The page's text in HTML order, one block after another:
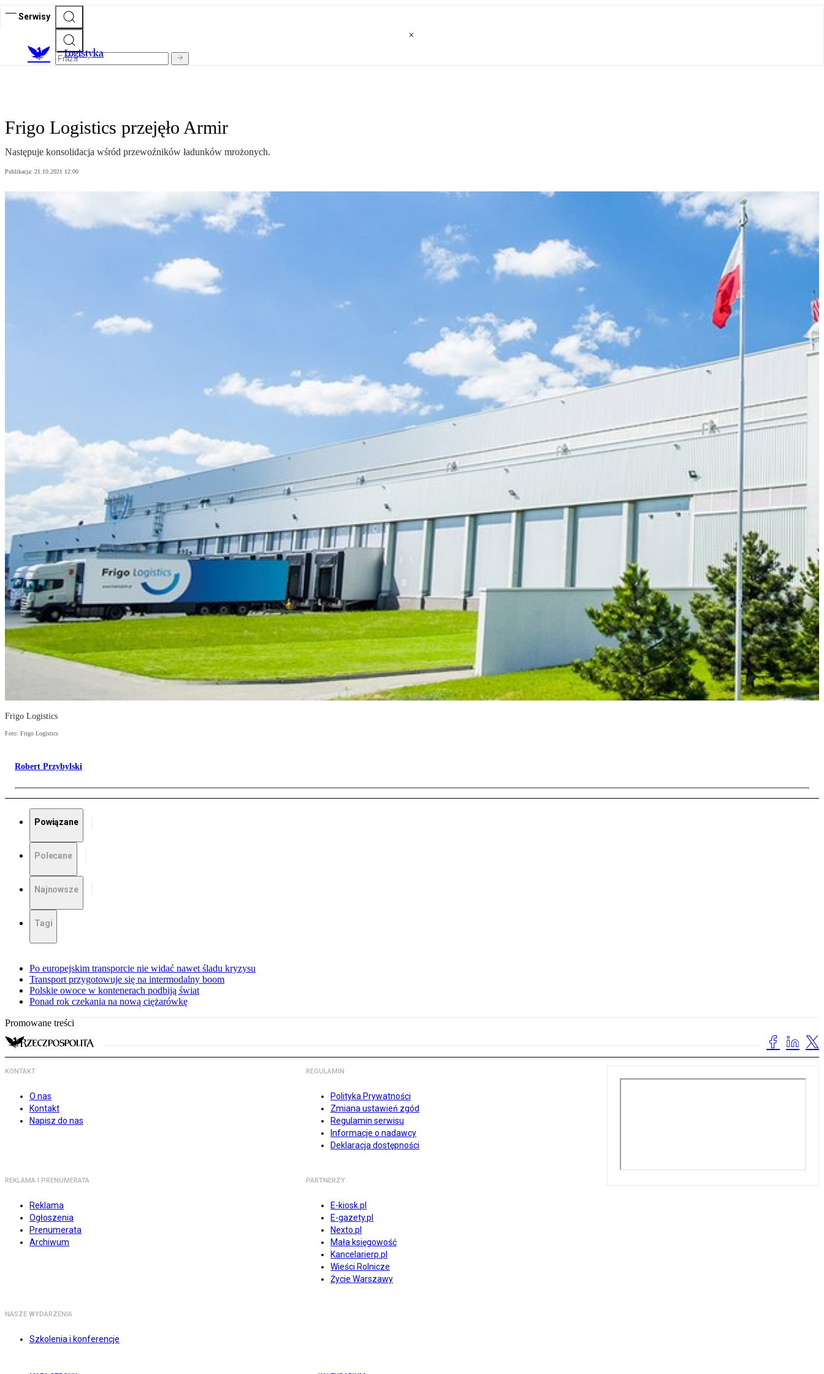
Serwisy
Logistyka
Frigo Logistics przejęło Armir
Następuje konsolidacja wśród przewoźników ładunków mrożonych.
Publikacja: 21.10.2021 12:00
Frigo Logistics
Foto: Frigo Logistics
Robert Przybylski
Powiązane
Polecane
Najnowsze
Tagi
Po europejskim transporcie nie widać nawet śladu kryzysu
Transport przygotowuje się na intermodalny boom
Polskie owoce w kontenerach podbiją świat
Ponad rok czekania na nową ciężarówkę
Promowane treści
KONTAKT
O nas
Kontakt
Napisz do nas
REGULAMIN
Polityka Prywatności
Zmiana ustawień zgód
Regulamin serwisu
Informacje o nadawcy
Deklaracja dostępności
REKLAMA I PRENUMERATA
Reklama
Ogłoszenia
Prenumerata
Archiwum
PARTNERZY
E-kiosk.pl
E-gazety.pl
Nexto.pl
Mała księgowość
Kancelarierp.pl
Wieści Rolnicze
Życie Warszawy
NASZE WYDARZENIA
Szkolenia i konferencje